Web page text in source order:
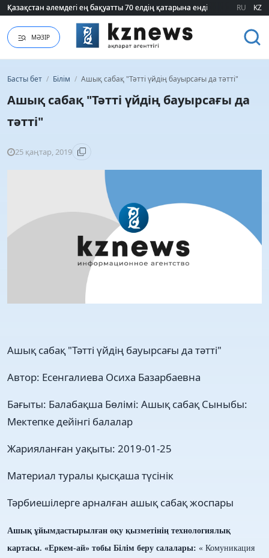
Қазақстан әлемдегі ең бақуатты 70 елдің қатарына енді
Қазақстан әлемдегі ең бақуатты 70 елдің қатарына енді RU KZ
МӘЗІР
Басты бет / Білім / Ашық сабақ "Тәтті үйдің бауырсағы да тәтті"
Ашық сабақ "Тәтті үйдің бауырсағы да
тәтті"
25 қаңтар, 2019
Ашық сабақ "Тәтті үйдің бауырсағы да тәтті"
Автор: Есенгалиева Осиха Базарбаевна
Бағыты: Балабақша Бөлімі: Ашық сабақ Сыныбы:
Мектепке дейінгі балалар
Жарияланған уақыты: 2019-01-25
Материал туралы қысқаша түсінік
Тәрбиешілерге арналған ашық сабақ жоспары
Ашық ұйымдастырылған оқу қызметінің технологиялық
картасы. «Еркем-ай» тобы Білім беру салалары: « Комуникация